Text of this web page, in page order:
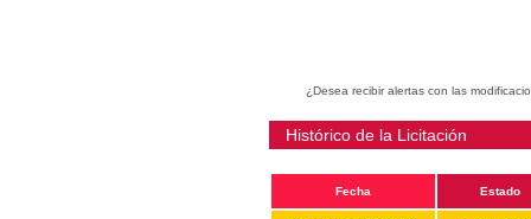
¿Desea recibir alertas con las
Histórico de la Licitación
Fecha Estado